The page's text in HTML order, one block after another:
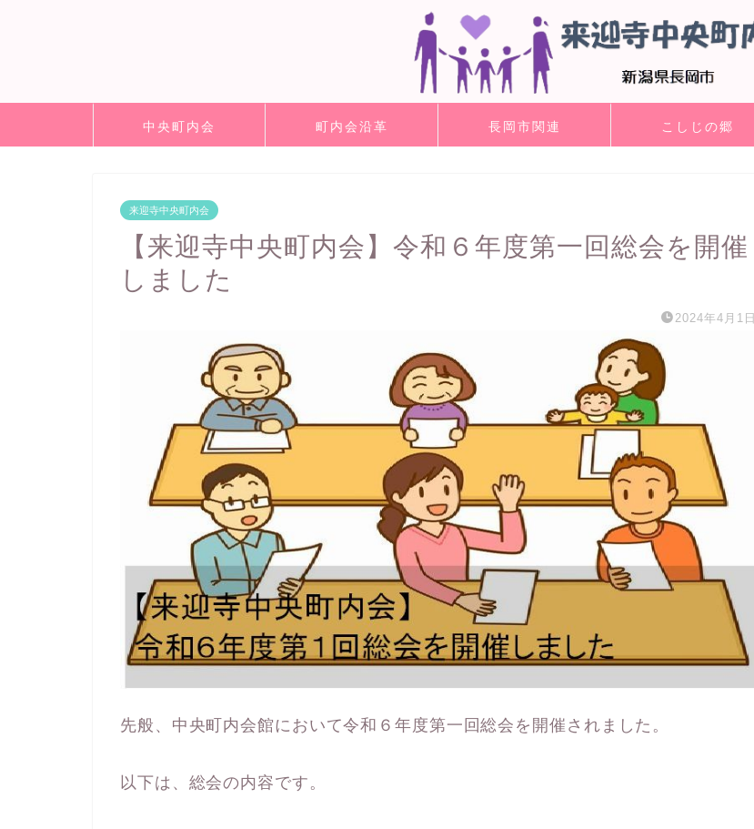
中央町内会 町内会沿革 長岡市関連 こしじの郷
来迎寺中央町内会
【来迎寺中央町内会】令和６年度第一回総会を開催
しました
2024年4月1日
先般、中央町内会館において令和６年度第一回総会を開催されました。
以下は、総会の内容です。